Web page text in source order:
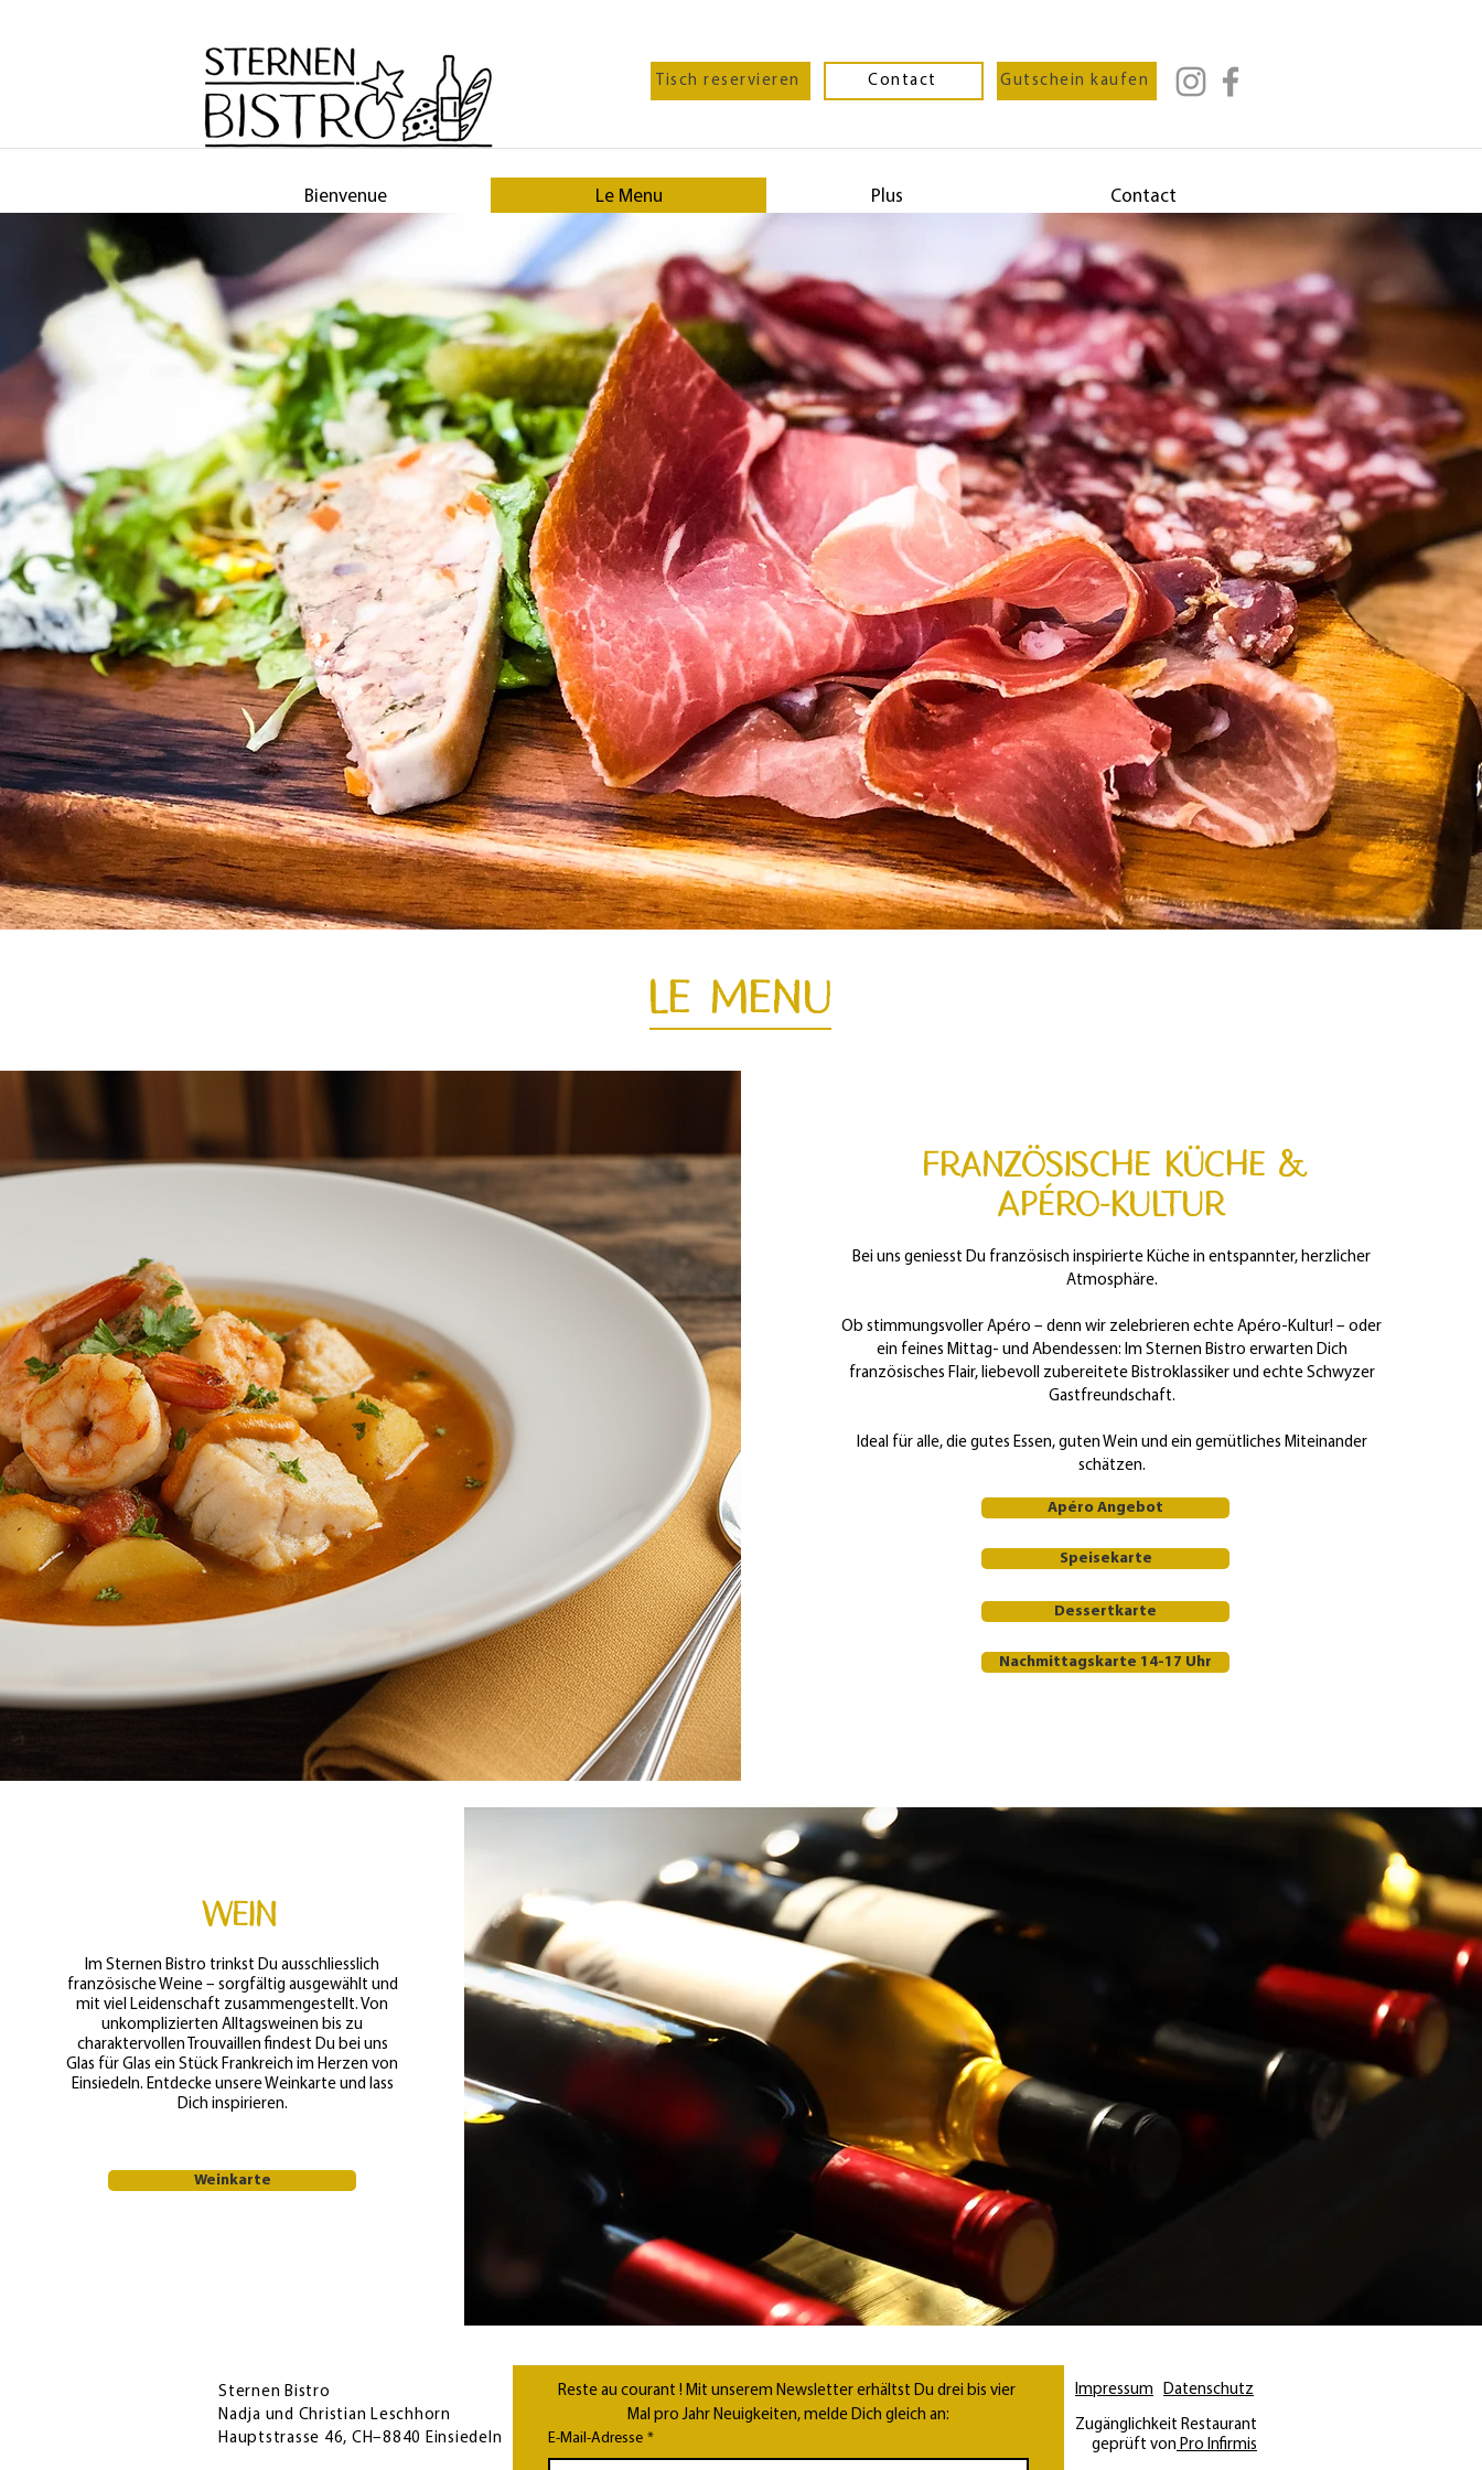
Tisch reservieren Contact Gutschein kaufen
Bienvenue Le Menu Plus Contact
Le Menu
Französische Küche &
Apéro-Kultur
Bei uns geniesst Du französisch inspirierte Küche in entspannter, herzlicher
Atmosphäre.
Ob stimmungsvoller Apéro – denn wir zelebrieren echte Apéro-Kultur! – oder
ein feines Mittag- und Abendessen: Im Sternen Bistro erwarten Dich
französisches Flair, liebevoll zubereitete Bistroklassiker und echte Schwyzer
Gastfreundschaft.
Ideal für alle, die gutes Essen, guten Wein und ein gemütliches Miteinander
schätzen.
Apéro Angebot
Speisekarte
Dessertkarte
Nachmittagskarte 14-17 Uhr
Wein
Im Sternen Bistro trinkst Du ausschliesslich
französische Weine – sorgfältig ausgewählt und
mit viel Leidenschaft zusammengestellt. Von
unkomplizierten Alltagsweinen bis zu
charaktervollen Trouvaillen findest Du bei uns
Glas für Glas ein Stück Frankreich im Herzen von
Einsiedeln. Entdecke unsere Weinkarte und lass
Dich inspirieren.
Weinkarte
Sternen Bistro
Nadja und Christian Leschhorn
Hauptstrasse 46, CH–8840 Einsiedeln
Impressum Datenschutz
Reste au courant ! Mit unserem Newsletter erhältst Du drei bis vier
Mal pro Jahr Neuigkeiten, melde Dich gleich an:
E-Mail-Adresse *
Zugänglichkeit Restaurant
geprüft von Pro Infirmis